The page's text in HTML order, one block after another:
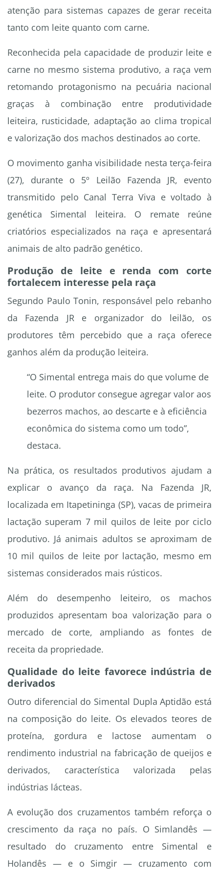
atenção para sistemas capazes de gerar receita
tanto com leite quanto com carne.
Reconhecida pela capacidade de produzir leite e
carne no mesmo sistema produtivo, a raça vem
retomando protagonismo na pecuária nacional
graças à combinação entre produtividade
leiteira, rusticidade, adaptação ao clima tropical
e valorização dos machos destinados ao corte.
O movimento ganha visibilidade nesta terça-feira
(27), durante o 5º Leilão Fazenda JR, evento
transmitido pelo Canal Terra Viva e voltado à
genética Simental leiteira. O remate reúne
criatórios especializados na raça e apresentará
animais de alto padrão genético.
Produção de leite e renda com corte
fortalecem interesse pela raça
Segundo Paulo Tonin, responsável pelo rebanho
da Fazenda JR e organizador do leilão, os
produtores têm percebido que a raça oferece
ganhos além da produção leiteira.
“O Simental entrega mais do que volume de
leite. O produtor consegue agregar valor aos
bezerros machos, ao descarte e à eficiência
econômica do sistema como um todo”,
destaca.
Na prática, os resultados produtivos ajudam a
explicar o avanço da raça. Na Fazenda JR,
localizada em Itapetininga (SP), vacas de primeira
lactação superam 7 mil quilos de leite por ciclo
produtivo. Já animais adultos se aproximam de
10 mil quilos de leite por lactação, mesmo em
sistemas considerados mais rústicos.
Além do desempenho leiteiro, os machos
produzidos apresentam boa valorização para o
mercado de corte, ampliando as fontes de
receita da propriedade.
Qualidade do leite favorece indústria de
derivados
Outro diferencial do Simental Dupla Aptidão está
na composição do leite. Os elevados teores de
proteína, gordura e lactose aumentam o
rendimento industrial na fabricação de queijos e
derivados, característica valorizada pelas
indústrias lácteas.
A evolução dos cruzamentos também reforça o
crescimento da raça no país. O Simlandês —
resultado do cruzamento entre Simental e
Holandês — e o Simgir — cruzamento com